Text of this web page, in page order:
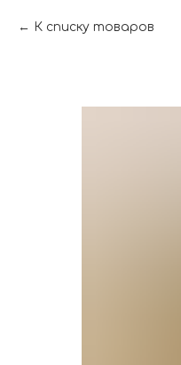
К списку товаров